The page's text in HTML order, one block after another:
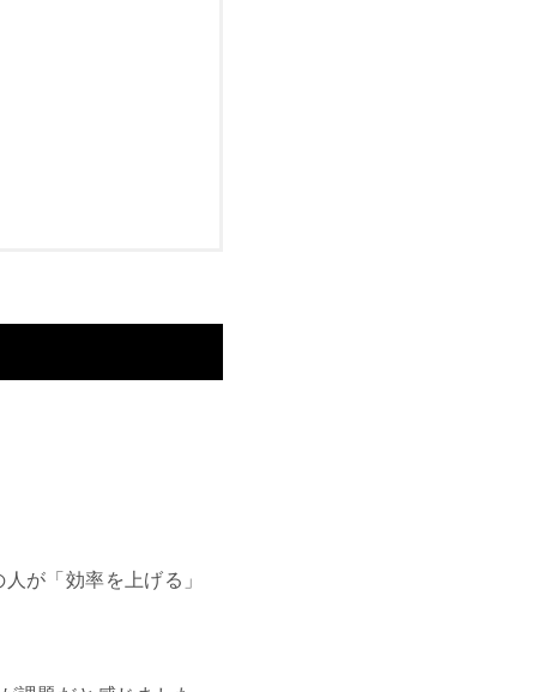
が「効率を上げる」